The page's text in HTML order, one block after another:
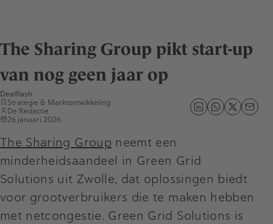
The Sharing Group pikt start-up
van nog geen jaar op
Dealflash
Strategie & Marktontwikkeling
De Redactie
26 januari 2026
The Sharing Group neemt een
minderheidsaandeel in Green Grid
Solutions uit Zwolle, dat oplossingen biedt
voor grootverbruikers die te maken hebben
met netcongestie. Green Grid Solutions is